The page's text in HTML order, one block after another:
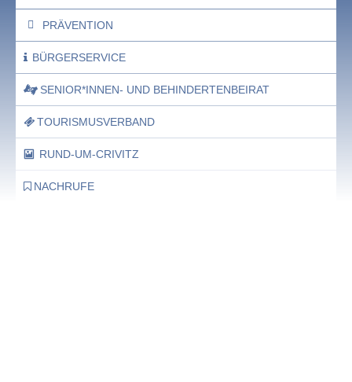
PRÄVENTION
BÜRGERSERVICE
SENIOR*INNEN- UND BEHINDERTENBEIRAT
TOURISMUSVERBAND
RUND-UM-CRIVITZ
NACHRUFE